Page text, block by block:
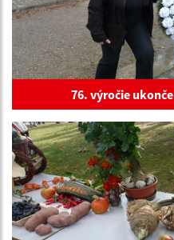
76. výročie